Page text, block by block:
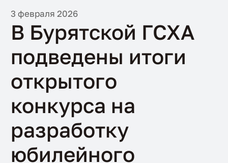
3 февраля 2026
В Бурятской ГСХА
подведены итоги
открытого
конкурса на
разработку
юбилейного